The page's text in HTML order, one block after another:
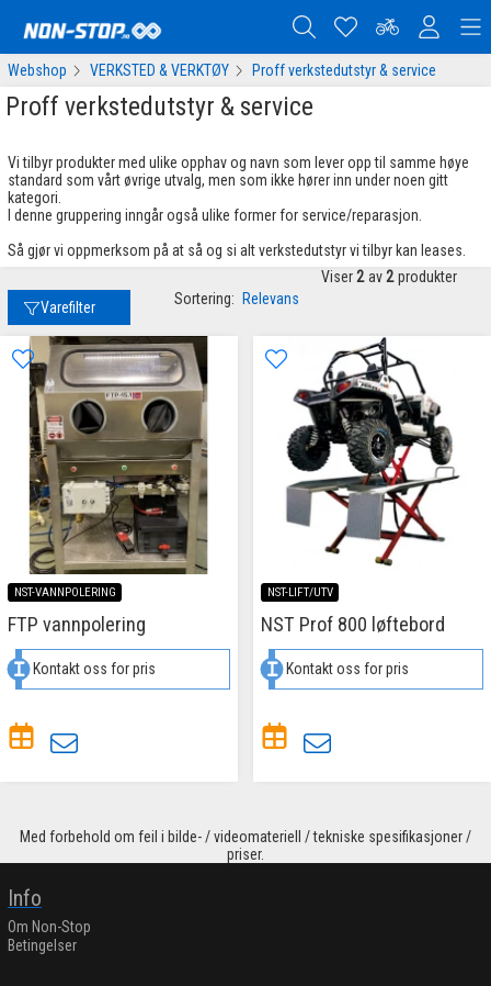
Webshop VERKSTED & VERKTØY Proff verkstedutstyr & service
Proff verkstedutstyr & service
Vi tilbyr produkter med ulike opphav og navn som lever opp til samme høye
standard som vårt øvrige utvalg, men som ikke hører inn under noen gitt
kategori.
I denne gruppering inngår også ulike former for service/reparasjon.
Så gjør vi oppmerksom på at så og si alt verkstedutstyr vi tilbyr kan leases.
Varefilter Sortering: Relevans
Viser 2 av 2 produkter
NST-VANNPOLERING
FTP vannpolering
Kontakt oss for pris
NST-LIFT/UTV
NST Prof 800 løftebord
Kontakt oss for pris
Med forbehold om feil i bilde- / videomateriell / tekniske spesifikasjoner /
priser.
Info
Om Non-Stop
Betingelser